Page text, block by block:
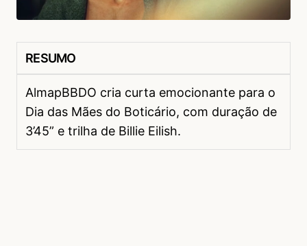
RESUMO
AlmapBBDO cria curta emocionante para o
Dia das Mães do Boticário, com duração de
3’45” e trilha de Billie Eilish.